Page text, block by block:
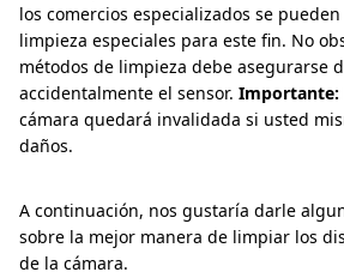
los comercios especializados se
limpieza especiales para este fin. No
métodos de limpieza debe asegurarse
accidentalmente el sensor. Importante:
cámara quedará invalidada si usted
daños.
A continuación, nos gustaría darle
sobre la mejor manera de limpiar los
de la cámara.